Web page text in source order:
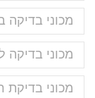
מכוני בדיקה
מכוני בדיקה
מכוני בדיקת